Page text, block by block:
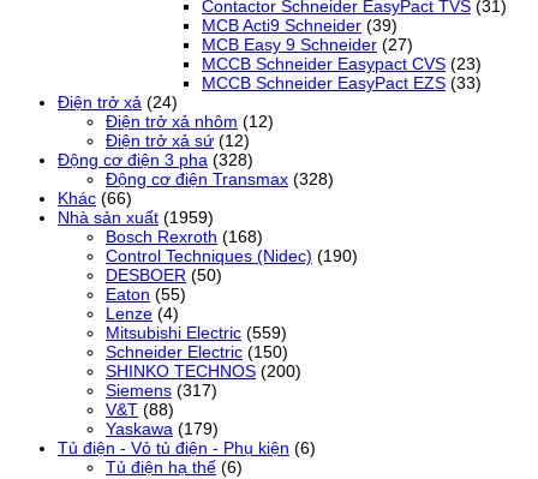
Contactor Schneider EasyPact TVS (31)
MCB Acti9 Schneider (39)
MCB Easy 9 Schneider (27)
MCCB Schneider Easypact CVS (23)
MCCB Schneider EasyPact EZS (33)
Điện trở xả (24)
Điện trở xả nhôm (12)
Điện trở xả sứ (12)
Động cơ điện 3 pha (328)
Động cơ điện Transmax (328)
Khác (66)
Nhà sản xuất (1959)
Bosch Rexroth (168)
Control Techniques (Nidec) (190)
DESBOER (50)
Eaton (55)
Lenze (4)
Mitsubishi Electric (559)
Schneider Electric (150)
SHINKO TECHNOS (200)
Siemens (317)
V&T (88)
Yaskawa (179)
Tủ điện - Vỏ tủ điện - Phụ kiện (6)
Tủ điện hạ thế (6)